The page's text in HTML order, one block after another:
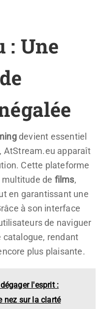
: Une
devient essentiel
AtStream.eu apparaît
Cette plateforme
de films,
en garantissant une
à son interface
de naviguer
catalogue, rendant
plus plaisante.
l'esprit :
nez sur la clarté